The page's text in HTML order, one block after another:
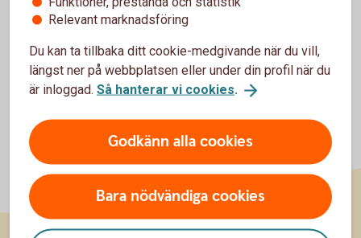
Hemförsäkring
Relevant marknadsföring
Du kan ta tillbaka ditt cookie-medgivande när du vill,
längst ner på webbplatsen eller under din profil när du
är inloggad. Så hanterar vi cookies.
Godkänn alla cookies
Bara nödvändiga cookies